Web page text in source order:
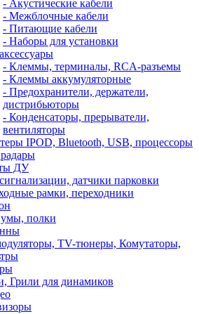
- Акустические кабели
- Межблочные кабели
- Питающие кабели
- Наборы для установки
- Клеммы, терминалы, RCA-разъемы
- Клеммы аккумуляторные
- Предохранители, держатели,
дистрибьюторы
- Конденсаторы, прерыватели,
вентиляторы
IPOD, Bluetooth, USB, процессоры
ДУ
датчики парковки
рамки, переходники
полки
TV-тюнеры, Комутаторы,
Грили для динамиков